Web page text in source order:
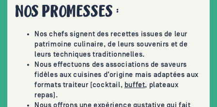
NOS PROMESSES :
Nos chefs signent des recettes issues de leur
patrimoine culinaire, de leurs souvenirs et de
leurs techniques traditionnelles.
Nous effectuons des associations de saveurs
fidèles aux cuisines d’origine mais adaptées aux
formats traiteur (cocktail, buffet, plateaux
repas).
Nous offrons une expérience gustative qui fait